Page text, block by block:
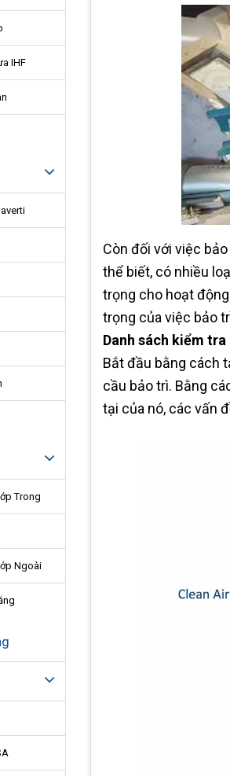
IHF
Trong
Ngoài
Còn đối với việc
thể biết, có nhiều
trọng cho hoạt
trọng của việc bảo
Danh sách kiểm tra
Bắt đầu bằng cách
cầu bảo trì. Bằng
tại của nó, các vấn